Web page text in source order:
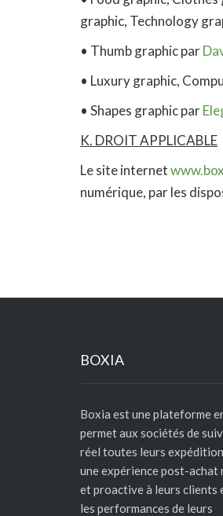
graphic, Technology
• Thumb graphic par
• Luxury graphic,
• Shapes graphic par
K. DROIT APPLICABLE
Le site internet
numérique, par les
BOXIA
Boxia est une plateforme
permet aux sociétés de
réel toutes leurs
une expérience post-achat
et proactive à leurs clients
les performances de leurs